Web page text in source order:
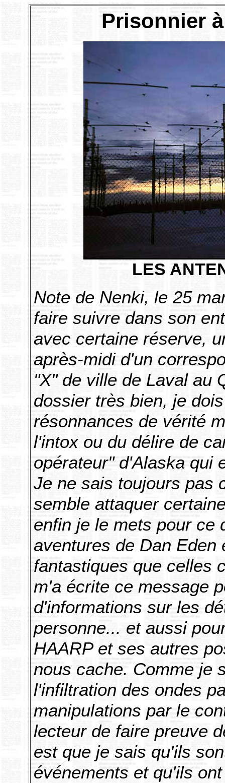
Prisonnier
LES
Note de Nenki, le 25
faire suivre dans son
avec certaine réserve,
après-midi d'un
"X" de ville de Laval au
dossier très bien, je
résonnances de vérité
l'intox ou du délire de
opérateur" d'Alaska qui
Je ne sais toujours pas
semble attaquer
enfin je le mets pour ce
aventures de Dan Eden
fantastiques que celles
m'a écrite ce message
d'informations sur les
personne... et aussi
HAARP et ses autres
nous cache. Comme je
l'infiltration des ondes
manipulations par le
lecteur de faire preuve
est que je sais qu'ils
événements et qu'ils